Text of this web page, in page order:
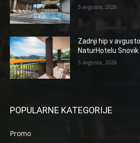
5 avgusta, 2026
Zadnji hip v
NaturHotelu Snovik
5 avgusta, 2026
POPULARNE KATEGORIJE
Promo